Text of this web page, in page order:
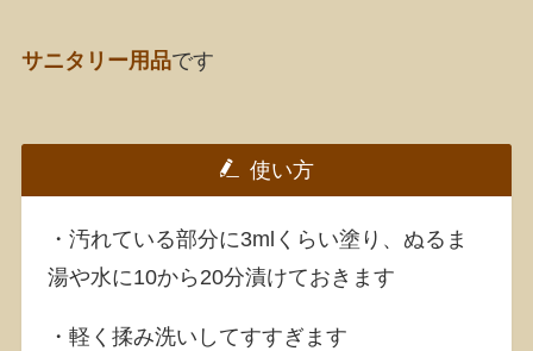
サニタリー用品です
使い方
・汚れている部分に3mlくらい塗り、ぬるま
湯や水に10から20分漬けておきます
・軽く揉み洗いしてすすぎます